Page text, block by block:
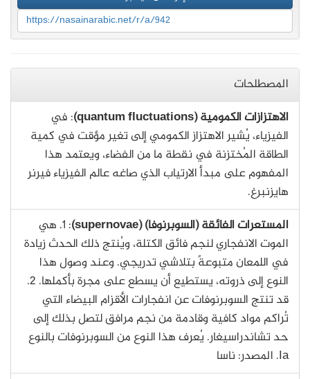
https://nasainarabic.net/r/a/942
المصطلحات
الاهتزازات الكمومية (quantum fluctuations)
: في
الفيزياء، يُشير الاهتزاز الكمومي إلى تغير مؤقت في كمية
الطاقة المُختزنة في نقطة ما من الفضاء، ويعتمد هذا
المفهوم على مبدأ الارتياب الذي صاغه عالم الفيزياء فيرنر
هايزنبرغ.
المستعرات الفائقة (السوبرنوفا) (supernovae)
: 1. هي
الموت الانفجاري لنجم فائق الكتلة، ويُنتج ذلك الحدث زيادة
في اللمعان متبوعةً بتلاشي تدريجي. وعند وصول هذا
النوع إلى ذروته، يستطيع أن يسطع على مجرة بأكملها. 2.
قد تنتج السوبرنوفات عن انفجارات الأقزام البيضاء التي
تُراكم مواد كافية وقادمة من نجم مرافق لتصل بذلك إلى
حد تشاندراسيغار. يُعرف هذا النوع من السوبرنوفات بالنوع
Ia. المصدر: ناسا